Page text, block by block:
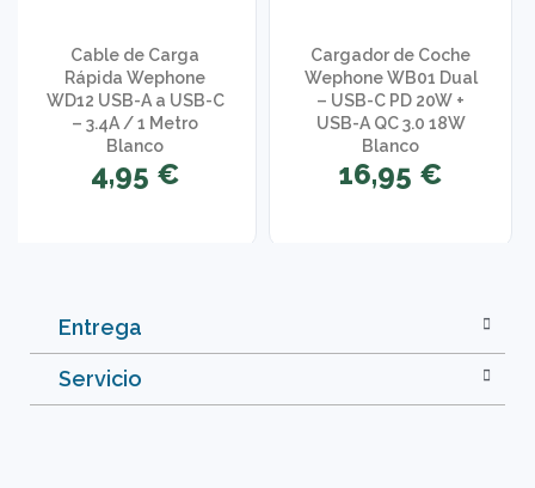
Cable de Carga
Rápida Wephone
WD12 USB-A a USB-C
– 3.4A / 1 Metro
Blanco
4,95 €
Cargador de Coche
Wephone WB01 Dual
– USB-C PD 20W +
USB-A QC 3.0 18W
Blanco
16,95 €
Entrega
Servicio